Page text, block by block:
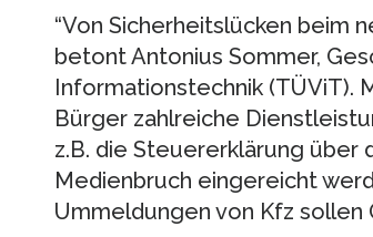
“Von Sicherheitslücken beim
betont Antonius Sommer,
Informationstechnik (TÜViT).
Bürger zahlreiche
z.B. die Steuererklärung über
Medienbruch eingereicht
Ummeldungen von Kfz sollen